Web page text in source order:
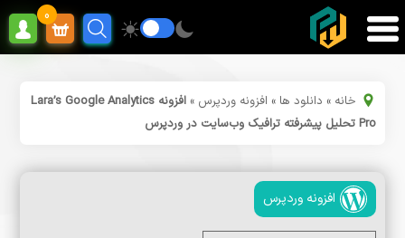
0
خانه » دانلود ها » افزونه وردپرس »
افزونه Lara’s Google Analytics
Pro تحلیل پیشرفته ترافیک وب‌سایت در وردپرس
افزونه وردپرس